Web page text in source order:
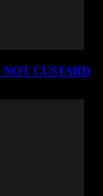
CUSTARD